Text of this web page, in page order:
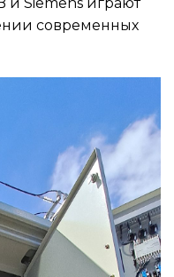
современных